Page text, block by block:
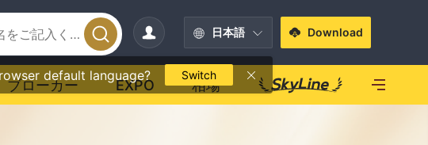
日本語
default language? Switch
Download
ブローカー EXPO 相場